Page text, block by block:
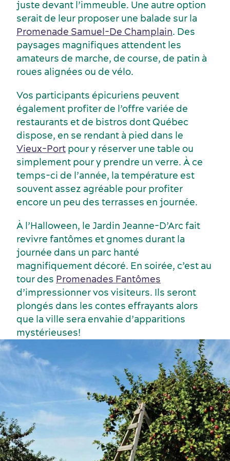
Activités et expériences
Dernières nouvelles
juste devant l’immeuble. Une autre option
serait de leur proposer une balade sur la
Promenade Samuel-De Champlain. Des
paysages magnifiques attendent les
amateurs de marche, de course, de patin à
roues alignées ou de vélo.
Vos participants épicuriens peuvent
également profiter de l’offre variée de
restaurants et de bistros dont Québec
dispose, en se rendant à pied dans le
Vieux-Port pour y réserver une table ou
simplement pour y prendre un verre. À ce
temps-ci de l’année, la température est
souvent assez agréable pour profiter
encore un peu des terrasses en journée.
À l’Halloween, le Jardin Jeanne-D’Arc fait
revivre fantômes et gnomes durant la
journée dans un parc hanté
magnifiquement décoré. En soirée, c’est au
tour des Promenades Fantômes
d’impressionner vos visiteurs. Ils seront
plongés dans les contes effrayants alors
que la ville sera envahie d’apparitions
mystérieuses!